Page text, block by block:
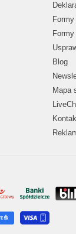
Formy
Blog
Mapa